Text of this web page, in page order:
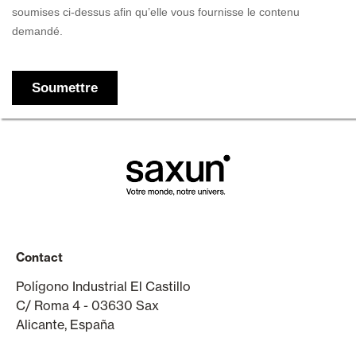
Contact
Polígono Industrial El Castillo
C/ Roma 4 - 03630 Sax
Alicante, España